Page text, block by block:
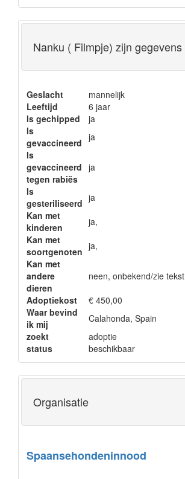
Nanku ( Filmpje) zijn gegevens
Geslacht
mannelijk
Leeftijd
6 jaar
Is gechipped
ja
Is
gevaccineerd ja
Is
gevaccineerd
tegen rabiës
ja
Is
gesteriliseerd ja
Kan met
kinderen
ja,
Kan met
soortgenoten ja,
Kan met
andere
dieren
neen, onbekend/zie tekst
Adoptiekost
€ 450,00
Waar bevind
ik mij
Calahonda, Spain
zoekt
adoptie
status
beschikbaar
Organisatie
Spaansehondeninnood